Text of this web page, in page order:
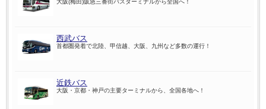
大阪(梅田)阪急三番街バスターミナルから全国へ！
西武バス
首都圏発着で北陸、甲信越、大阪、九州など多数の運行！
近鉄バス
大阪・京都・神戸の主要ターミナルから、全国各地へ！